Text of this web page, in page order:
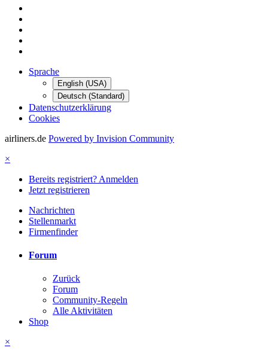
Sprache
English (USA)
Deutsch (Standard)
Datenschutzerklärung
Cookies
airliners.de Powered by Invision Community
×
Bereits registriert? Anmelden
Jetzt registrieren
Nachrichten
Stellenmarkt
Firmenfinder
Forum
Zurück
Forum
Community-Regeln
Alle Aktivitäten
Shop
×